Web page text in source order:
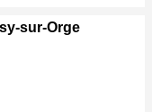
sur-Orge